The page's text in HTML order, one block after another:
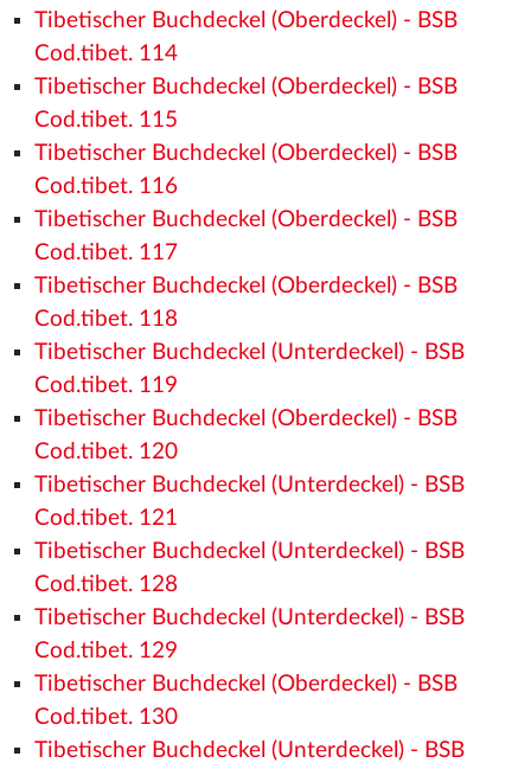
Tibetischer Buchdeckel (Oberdeckel) - BSB
Cod.tibet. 114
Tibetischer Buchdeckel (Oberdeckel) - BSB
Cod.tibet. 115
Tibetischer Buchdeckel (Oberdeckel) - BSB
Cod.tibet. 116
Tibetischer Buchdeckel (Oberdeckel) - BSB
Cod.tibet. 117
Tibetischer Buchdeckel (Oberdeckel) - BSB
Cod.tibet. 118
Tibetischer Buchdeckel (Unterdeckel) - BSB
Cod.tibet. 119
Tibetischer Buchdeckel (Oberdeckel) - BSB
Cod.tibet. 120
Tibetischer Buchdeckel (Unterdeckel) - BSB
Cod.tibet. 121
Tibetischer Buchdeckel (Unterdeckel) - BSB
Cod.tibet. 128
Tibetischer Buchdeckel (Unterdeckel) - BSB
Cod.tibet. 129
Tibetischer Buchdeckel (Oberdeckel) - BSB
Cod.tibet. 130
Tibetischer Buchdeckel (Unterdeckel) - BSB